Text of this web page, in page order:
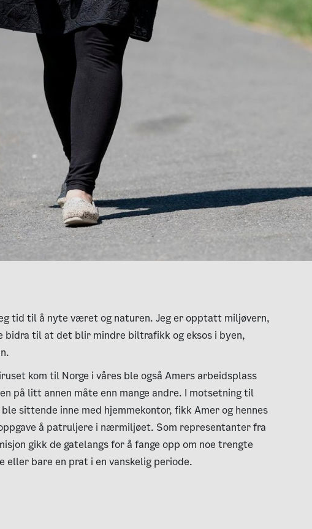
tid til å nyte været og naturen. Jeg er opptatt miljøvern,
bidra til at det blir mindre biltrafikk og eksos i byen,
kom til Norge i våres ble også Amers arbeidsplass
på litt annen måte enn mange andre. I motsetning til
ble sittende inne med hjemmekontor, fikk Amer og hennes
å patruljere i nærmiljøet. Som representanter fra
gikk de gatelangs for å fange opp om noe trengte
eller bare en prat i en vanskelig periode.